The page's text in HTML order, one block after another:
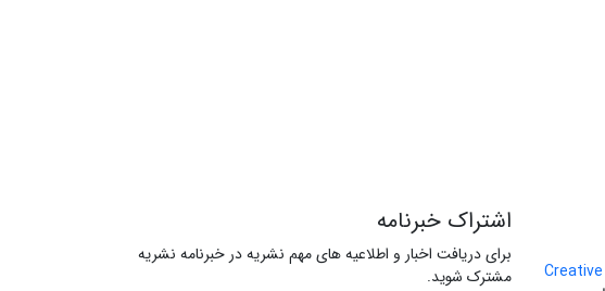
Creative
اشتراک خبرنامه
برای دریافت اخبار و اطلاعیه های مهم نشریه در خبرنامه نشریه
مشترک شوید.